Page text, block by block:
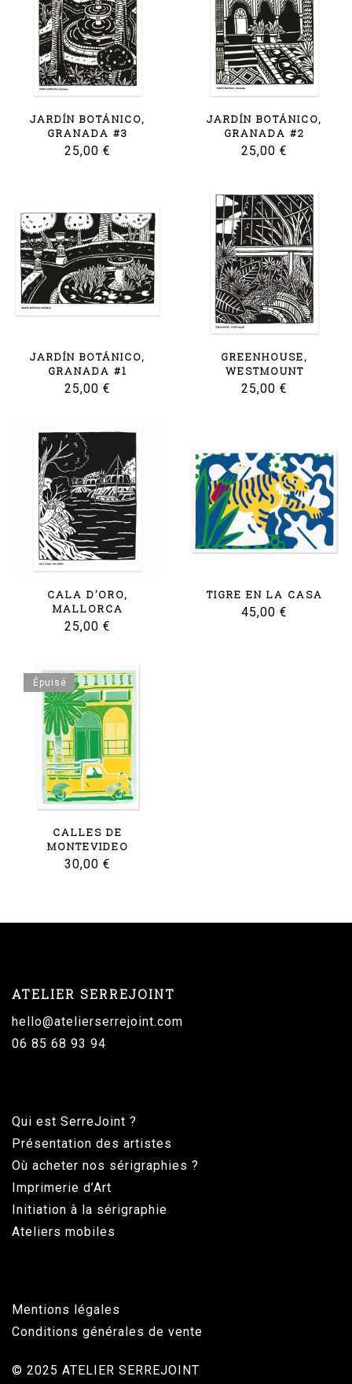
JARDÍN BOTÁNICO,
GRANADA #3
25,00 €
JARDÍN BOTÁNICO,
GRANADA #2
25,00 €
JARDÍN BOTÁNICO,
GRANADA #1
25,00 €
GREENHOUSE,
WESTMOUNT
25,00 €
CALA D’ORO,
MALLORCA
25,00 €
TIGRE EN LA CASA
45,00 €
Épuisé
CALLES DE
MONTEVIDEO
30,00 €
ATELIER SERREJOINT
hello@atelierserrejoint.com
06 85 68 93 94
Qui est SerreJoint ?
Présentation des artistes
Où acheter nos sérigraphies ?
Imprimerie d’Art
Initiation à la sérigraphie
Ateliers mobiles
Mentions légales
Conditions générales de vente
© 2025 ATELIER SERREJOINT